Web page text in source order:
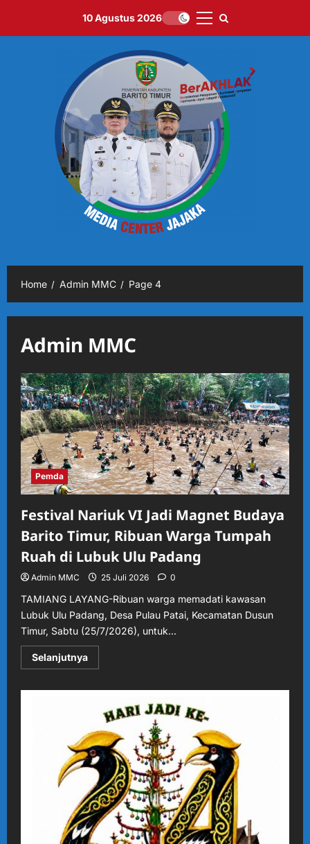
content
10 Agustus 2026
Primary
Home Admin MMC Page 4
Admin MMC
Pemda
Festival Nariuk VI Jadi Magnet Budaya
Barito Timur, Ribuan Warga Tumpah
Ruah di Lubuk Ulu Padang
Admin MMC 25 Juli 2026 0
TAMIANG LAYANG-Ribuan warga memadati kawasan
Lubuk Ulu Padang, Desa Pulau Patai, Kecamatan Dusun
Timur, Sabtu (25/7/2026), untuk...
SelanjutnyaRead
more
Jadi
Magnet
Budaya
Barito
Timur,
Ribuan
Warga
Tumpah
Ruah
di
Lubuk
Ulu
Padang